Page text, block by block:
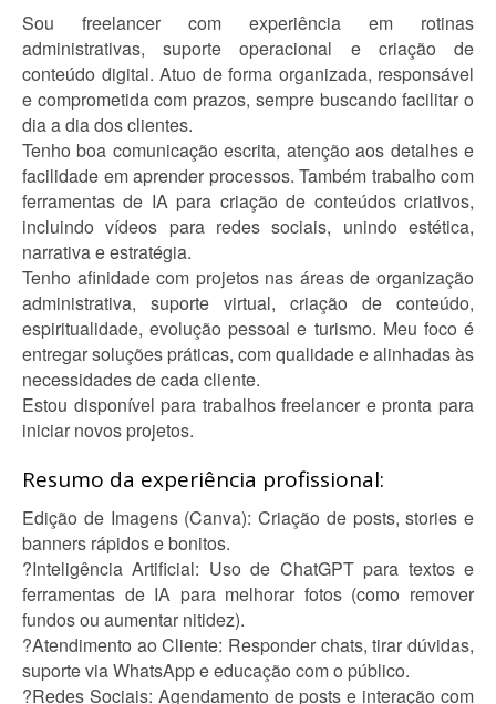
Sou freelancer com experiência em rotinas
administrativas, suporte operacional e criação de
conteúdo digital. Atuo de forma organizada, responsável
e comprometida com prazos, sempre buscando facilitar o
dia a dia dos clientes.
Tenho boa comunicação escrita, atenção aos detalhes e
facilidade em aprender processos. Também trabalho com
ferramentas de IA para criação de conteúdos criativos,
incluindo vídeos para redes sociais, unindo estética,
narrativa e estratégia.
Tenho afinidade com projetos nas áreas de organização
administrativa, suporte virtual, criação de conteúdo,
espiritualidade, evolução pessoal e turismo. Meu foco é
entregar soluções práticas, com qualidade e alinhadas às
necessidades de cada cliente.
Estou disponível para trabalhos freelancer e pronta para
iniciar novos projetos.
Resumo da experiência profissional:
Edição de Imagens (Canva): Criação de posts, stories e
banners rápidos e bonitos.
?Inteligência Artificial: Uso de ChatGPT para textos e
ferramentas de IA para melhorar fotos (como remover
fundos ou aumentar nitidez).
?Atendimento ao Cliente: Responder chats, tirar dúvidas,
suporte via WhatsApp e educação com o público.
?Redes Sociais: Agendamento de posts e interação com